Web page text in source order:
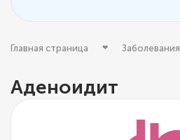
Главная страница Заболевания
Аденоидит